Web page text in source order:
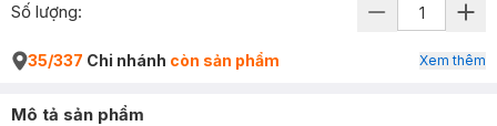
Số lượng:
35/337 Chi nhánh còn sản phẩm Xem thêm
Mô tả sản phẩm